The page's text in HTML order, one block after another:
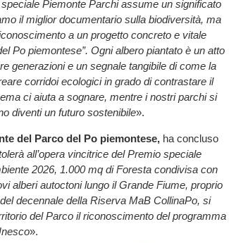
Piemonte Parchi assume un significato
il miglior documentario sulla biodiversità, ma
a un progetto concreto e vitale
Po piemontese”. Ogni albero piantato è un atto
generazioni e un segnale tangibile di come la
corridoi ecologici in grado di contrastare il
ci aiuta a sognare, mentre i nostri parchi si
diventi un futuro sostenibile».
del Parco del Po piemontese, ha concluso
all’opera vincitrice del Premio speciale
2026, 1.000 mq di Foresta condivisa con
alberi autoctoni lungo il Grande Fiume, proprio
decennale della Riserva MaB CollinaPo, si
del Parco il riconoscimento del programma
».